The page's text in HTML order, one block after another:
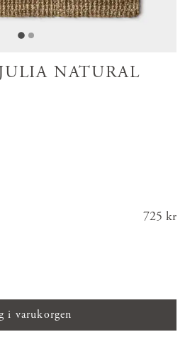
NATURAL
Pris :
725 kr
i varukorgen